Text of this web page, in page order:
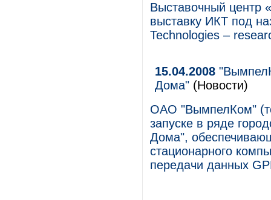
Выставочный центр
выставку ИКТ под
Technologies –
15.04.2008
Дома" (Новости)
ОАО "ВымпелКом"
запуске в ряде
Дома",
стационарного
передачи данных